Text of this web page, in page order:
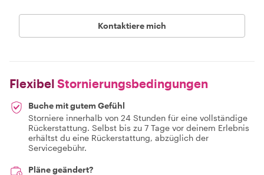
Kontaktiere mich
Flexibel Stornierungsbedingungen
Buche mit gutem Gefühl
Storniere innerhalb von 24 Stunden für eine vollständige
Rückerstattung. Selbst bis zu 7 Tage vor deinem Erlebnis
erhältst du eine Rückerstattung, abzüglich der
Servicegebühr.
Pläne geändert?